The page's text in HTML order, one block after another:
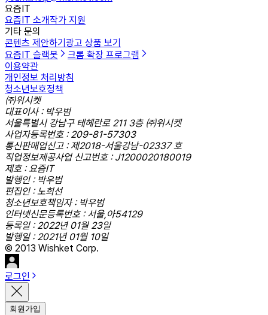
요즘IT
요즘IT 소개작가 지원
기타 문의
콘텐츠 제안하기 광고 상품 보기
요즘IT 슬랙봇
크롬 확장 프로그램
이용약관
개인정보 처리방침
청소년보호정책
㈜위시켓
대표이사 : 박우범
서울특별시 강남구 테헤란로 211 3층 ㈜위시켓
사업자등록번호 : 209-81-57303
통신판매업신고 : 제2018-서울강남-02337 호
직업정보제공사업 신고번호 : J1200020180019
제호 : 요즘IT
발행인 : 박우범
편집인 : 노희선
청소년보호책임자 : 박우범
인터넷신문등록번호 : 서울,아54129
등록일 : 2022년 01월 23일
발행일 : 2021년 01월 10일
© 2013 Wishket Corp.
로그인
회원가입